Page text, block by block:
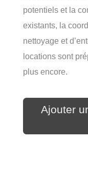
potentiels et la
existants, la
nettoyage et
locations sont
plus encore.
Ajouter